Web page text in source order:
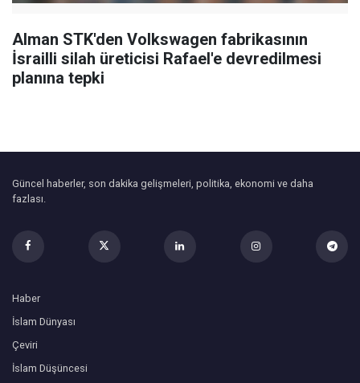
Alman STK'den Volkswagen fabrikasının
İsrailli silah üreticisi Rafael'e devredilmesi
planına tepki
Güncel haberler, son dakika gelişmeleri, politika, ekonomi ve daha
fazlası.
Haber
İslam Dünyası
Çeviri
İslam Düşüncesi